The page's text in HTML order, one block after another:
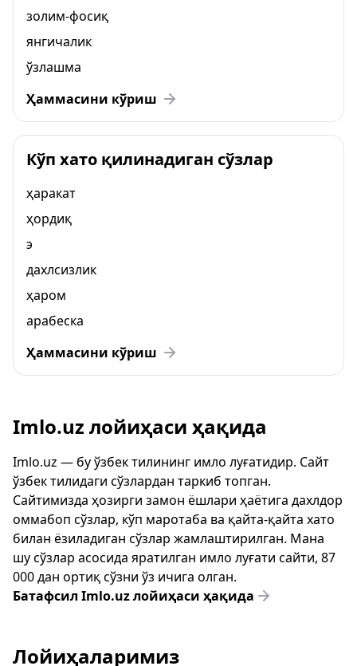
золим-фосиқ
янгичалик
ўзлашма
Ҳаммасини кўриш
Кўп хато қилинадиган сўзлар
ҳаракат
ҳордиқ
э
дахлсизлик
ҳаром
арабеска
Ҳаммасини кўриш
Imlo.uz лойиҳаси ҳақида
Imlo.uz — бу ўзбек тилининг имло луғатидир. Сайт
ўзбек тилидаги сўзлардан таркиб топган.
Сайтимизда ҳозирги замон ёшлари ҳаётига дахлдор
оммабоп сўзлар, кўп маротаба ва қайта-қайта хато
билан ёзиладиган сўзлар жамлаштирилган. Мана
шу сўзлар асосида яратилган имло луғати сайти, 87
000 дан ортиқ сўзни ўз ичига олган.
Батафсил Imlo.uz лойиҳаси ҳақида
Лойиҳаларимиз